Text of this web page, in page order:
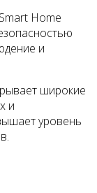
Home
и
широкие
и
уровень